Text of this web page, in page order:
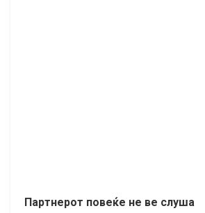
Партнерот повеќе не ве слуша